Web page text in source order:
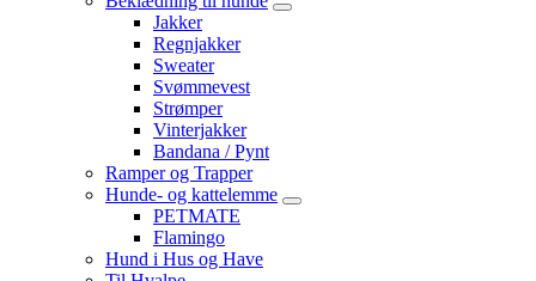
Jakker
Regnjakker
Sweater
Svømmevest
Strømper
Vinterjakker
Bandana / Pynt
Ramper og Trapper
Hunde- og kattelemme
PETMATE
Flamingo
Hund i Hus og Have